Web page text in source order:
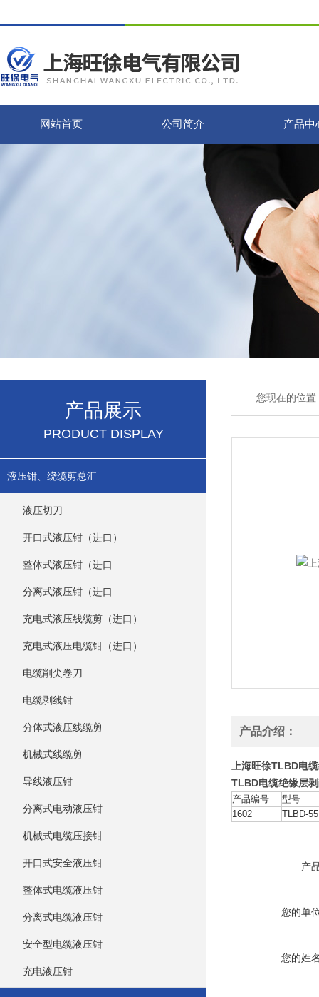
网站首页 公司简介 产品中
产品展示
PRODUCT DISPLAY
液压钳、绕缆剪总汇
液压切刀
开口式液压钳（进口）
整体式液压钳（进口
分离式液压钳（进口
充电式液压线缆剪（进口）
充电式液压电缆钳（进口）
电缆削尖卷刀
电缆剥线钳
分体式液压线缆剪
机械式线缆剪
导线液压钳
分离式电动液压钳
机械式电缆压接钳
开口式安全液压钳
整体式电缆液压钳
分离式电缆液压钳
安全型电缆液压钳
充电液压钳
您现在的位置
产品介绍：
上海旺徐TLBD电
TLBD电缆绝缘层
产品编号
型号
1602
TLBD-55
产
您的单
您的姓